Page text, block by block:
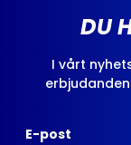
DU
I vårt
E-post